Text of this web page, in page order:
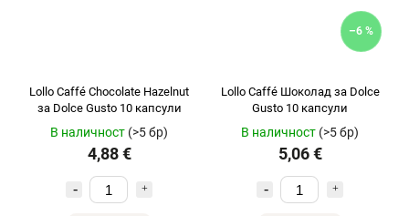
Lollo Caffé Chocolate Hazelnut
за Dolce Gusto 10 капсули
В наличност (>5 бр)
4,88 €
–6 %
Lollo Caffé Шоколад за Dolce
Gusto 10 капсули
В наличност (>5 бр)
5,06 €